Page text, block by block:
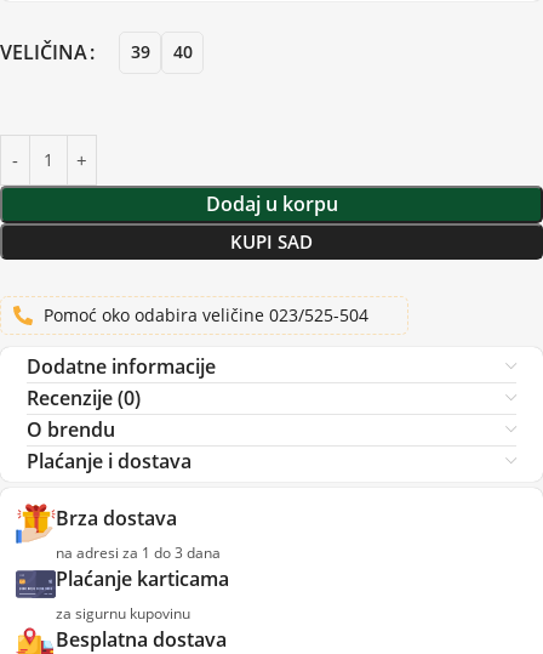
VELIČINA 39 40
Dodaj u korpu
KUPI SAD
Pomoć oko odabira veličine 023/525-504
Dodatne informacije
Recenzije (0)
O brendu
Plaćanje i dostava
Brza dostava
na adresi za 1 do 3 dana
Plaćanje karticama
za sigurnu kupovinu
Besplatna dostava